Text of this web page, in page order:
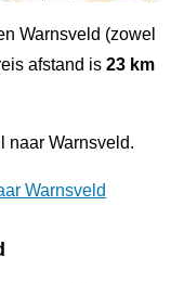
Warnsveld (zowel
afstand is 23 km
naar Warnsveld.
Warnsveld